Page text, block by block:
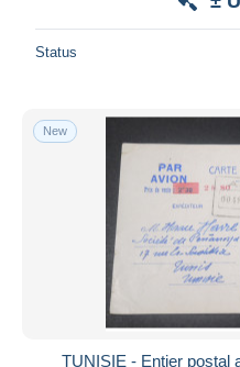
Status
New
TUNISIE - Entier postal